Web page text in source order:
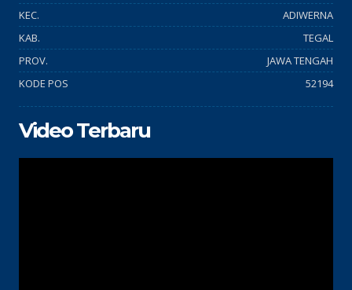
KEC.
ADIWERNA
KAB.
TEGAL
PROV.
JAWA TENGAH
KODE POS
52194
Video Terbaru